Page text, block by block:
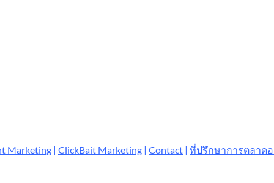
Marketing | ClickBait Marketing | Contact | ที่ปรึกษาการตลาด